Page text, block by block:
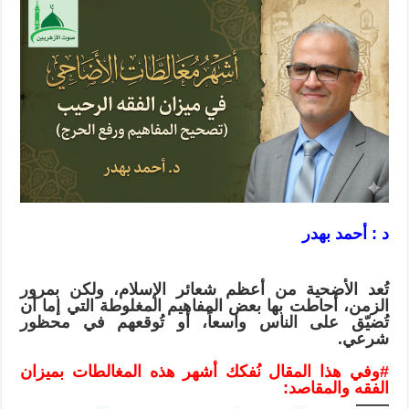
“مغالطات
الأضاحي”
في
ميزان
الفقه
الرحيب
(تصحيح
المفاهيم
ورفع
الحرج)
د : أحمد بهدر
تُعد الأضحية من أعظم شعائر الإسلام، ولكن بمرور
الزمن، أحاطت بها بعض المفاهيم المغلوطة التي إما أن
تُضيّق على الناس واسعاً، أو تُوقعهم في محظور
شرعي.
#وفي هذا المقال نُفكك أشهر هذه المغالطات بميزان
الفقه والمقاصد:
——